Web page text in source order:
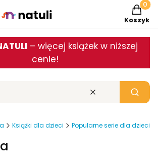
Koszyk
– więcej książek w niższej
cenie!
Wyczyść Szukaj
Książki dla dzieci Popularne serie dla dzieci